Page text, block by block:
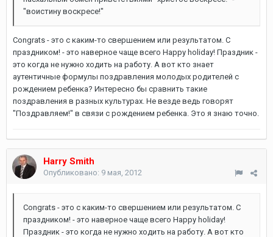
"воистину воскресе!"
Congrats - это с каким-то свершением или результатом. С
праздником! - это наверное чаще всего Happy holiday! Праздник -
это когда не нужно ходить на работу. А вот кто знает
аутентичные формулы поздравления молодых родителей с
рождением ребенка? Интересно бы сравнить такие
поздравления в разных культурах. Не везде ведь говорят
"Поздравляем!" в связи с рождением ребенка. Это я знаю точно.
Harry Smith
Опубликовано: 9 мая, 2012
Congrats - это с каким-то свершением или результатом. С
праздником! - это наверное чаще всего Happy holiday!
Праздник - это когда не нужно ходить на работу. А вот кто